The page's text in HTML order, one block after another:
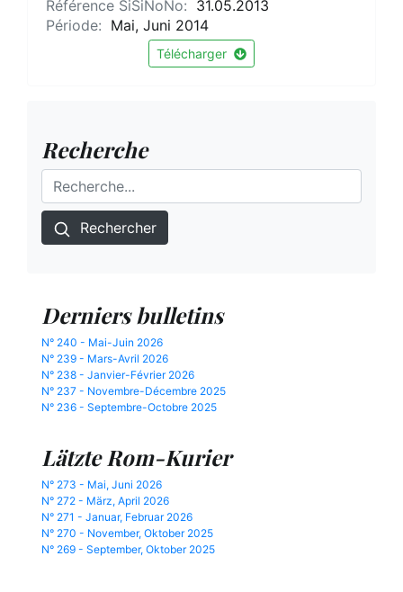
Référence SiSiNoNo: 31.05.2013
Période: Mai, Juni 2014
Télécharger
Recherche
Rechercher
Derniers bulletins
N° 240 - Mai-Juin 2026
N° 239 - Mars-Avril 2026
N° 238 - Janvier-Février 2026
N° 237 - Novembre-Décembre 2025
N° 236 - Septembre-Octobre 2025
Lätzte Rom-Kurier
N° 273 - Mai, Juni 2026
N° 272 - März, April 2026
N° 271 - Januar, Februar 2026
N° 270 - November, Oktober 2025
N° 269 - September, Oktober 2025